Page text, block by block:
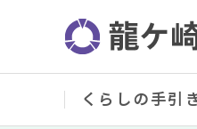
ジ
くらしの手引